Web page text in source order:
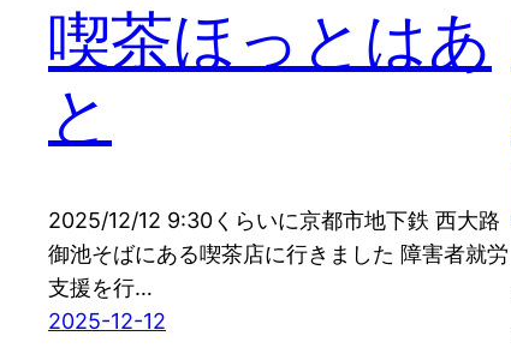
喫茶ほっとはあ
と
2025/12/12 9:30くらいに京都市地下鉄 西大路
御池そばにある喫茶店に行きました 障害者就労
支援を行…
2025-12-12